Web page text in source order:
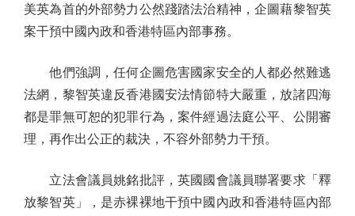
美英為首的外部勢力公然踐踏法治精神，企圖藉黎智英
案干預中國內政和香港特區內部事務。
他們強調，任何企圖危害國家安全的人都必然難逃
法網，黎智英違反香港國安法情節特大嚴重，放諸四海
都是罪無可恕的犯罪行為，案件經過法庭公平、公開審
理，再作出公正的裁決，不容外部勢力干預。
立法會議員姚銘批評，英國國會議員聯署要求「釋
放黎智英」，是赤裸裸地干預中國內政和香港特區內部